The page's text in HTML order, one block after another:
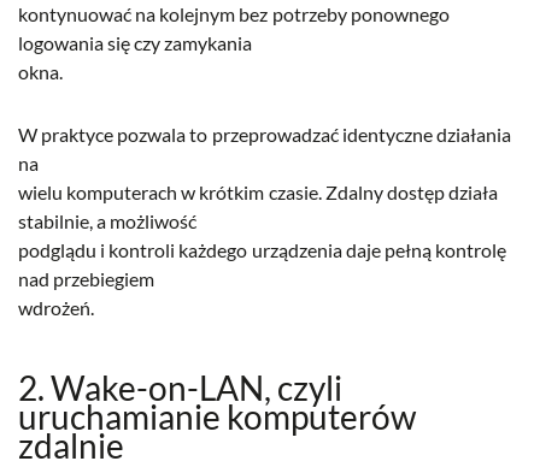
kontynuować na kolejnym bez potrzeby ponownego
logowania się czy zamykania
okna.
W praktyce pozwala to przeprowadzać identyczne działania
na
wielu komputerach w krótkim czasie. Zdalny dostęp działa
stabilnie, a możliwość
podglądu i kontroli każdego urządzenia daje pełną kontrolę
nad przebiegiem
wdrożeń.
2. Wake-on-LAN, czyli
uruchamianie komputerów
zdalnie